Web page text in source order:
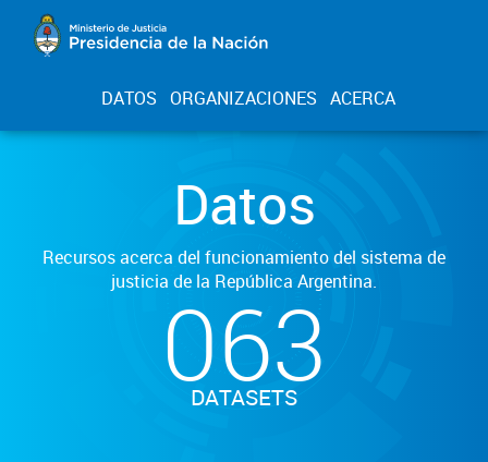
DATOS ORGANIZACIONES ACERCA
Datos
Recursos acerca del funcionamiento del sistema de
justicia de la República Argentina.
063
DATASETS